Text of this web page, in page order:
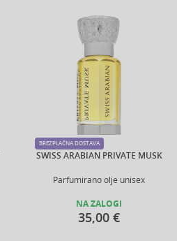
SWISS ARABIAN PRIVATE MUSK
Parfumirano olje unisex
BREZPLAČNA DOSTAVA
NA ZALOGI
35,00 €